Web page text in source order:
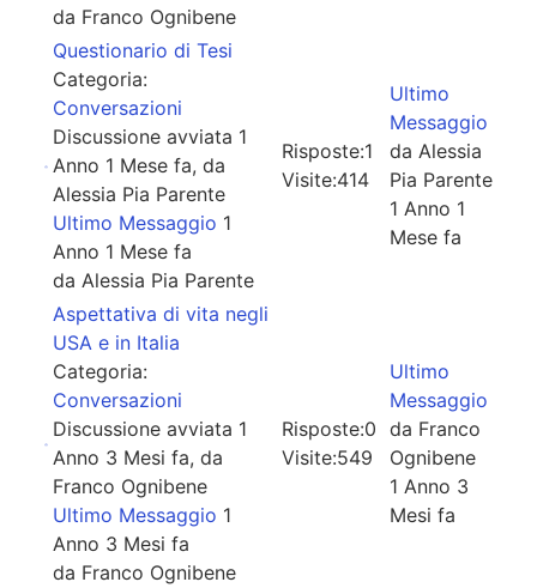
da Franco Ognibene
Questionario di Tesi
Categoria:
Conversazioni
Discussione avviata 1
Anno 1 Mese fa, da
Alessia Pia Parente
Ultimo Messaggio 1
Anno 1 Mese fa
da Alessia Pia Parente
Risposte:1
Visite:414
Ultimo
Messaggio
da Alessia
Pia Parente
1 Anno 1
Mese fa
Aspettativa di vita negli
USA e in Italia
Categoria:
Conversazioni
Discussione avviata 1
Anno 3 Mesi fa, da
Franco Ognibene
Ultimo Messaggio 1
Anno 3 Mesi fa
da Franco Ognibene
Risposte:0
Visite:549
Ultimo
Messaggio
da Franco
Ognibene
1 Anno 3
Mesi fa